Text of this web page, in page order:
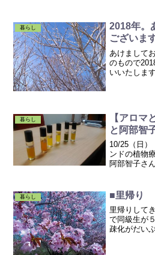
暮らし
2018年。
ございま
あけまして
のもので
いいたしま
暮らし
【アロマ
と阿部智
10/25（日）
ンドの植物
阿部智子さ
たアロマの
せて頂きま
暮らし ■里帰り
里帰りして
で同級生が
疎化がだい